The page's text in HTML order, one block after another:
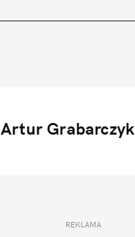
Artur Grabarczyk
REKLAMA